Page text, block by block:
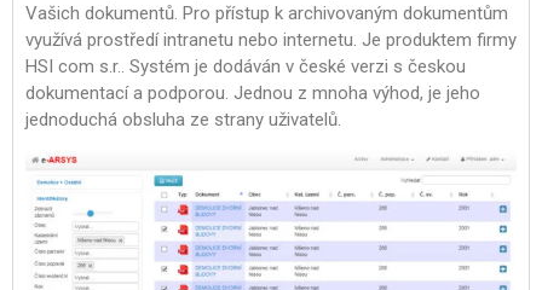
Vašich dokumentů. Pro přístup k archivovaným dokumentům
využívá prostředí intranetu nebo internetu. Je produktem firmy
HSI com s.r.. Systém je dodáván v české verzi s českou
dokumentací a podporou. Jednou z mnoha výhod, je jeho
jednoduchá obsluha ze strany uživatelů.